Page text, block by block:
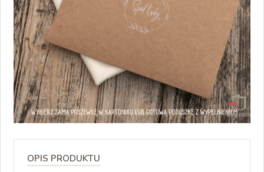
OPIS PRODUKTU